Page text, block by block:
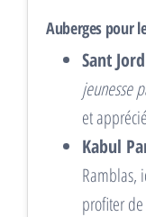
Auberges pour
Sant
jeunesse
et
Kabul
Ramblas,
profiter